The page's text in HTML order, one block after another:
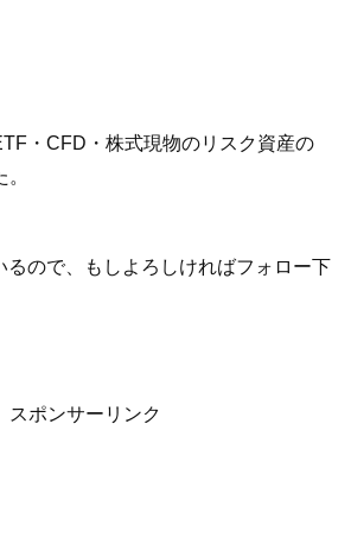
・CFD・株式現物のリスク資産の
ので、もしよろしければフォロー下
スポンサーリンク